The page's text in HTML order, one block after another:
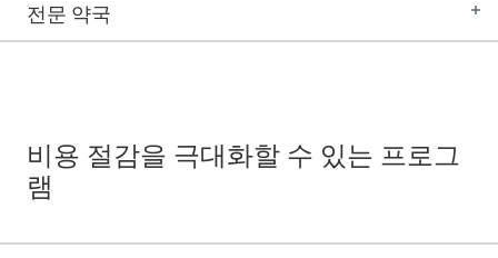
전문 약국
비용 절감을 극대화할 수 있는 프로그
램